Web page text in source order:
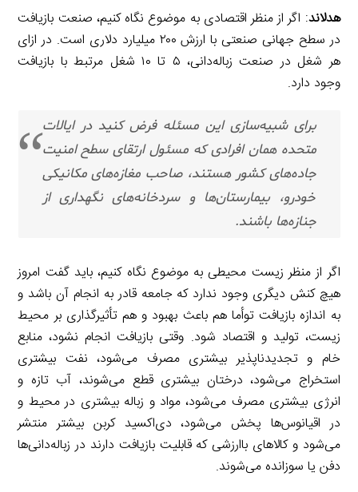
هدلاند: اگر از منظر اقتصادی به موضوع نگاه کنیم، صنعت بازیافت
در سطح جهانی صنعتی با ارزش ۲۰۰ میلیارد دلاری است. در ازای
هر شغل در صنعت زباله‌دانی، ۵ تا ۱۰ شغل مرتبط با بازیافت
وجود دارد.
برای شبیه‌سازی این مسئله فرض کنید در ایالات
متحده همان افرادی که مسئول ارتقای سطح امنیت
جاده‌های کشور هستند، صاحب مغازه‌های مکانیکی
خودرو، بیمارستان‌ها و سردخانه‌های نگهداری از
جنازه‌ها باشند.
اگر از منظر زیست محیطی به موضوع نگاه کنیم، باید گفت امروز
هیچ کنش دیگری وجود ندارد که جامعه قادر به انجام آن باشد و
به اندازه بازیافت توأما هم باعث بهبود و هم تأثیرگذاری بر محیط
زیست، تولید و اقتصاد شود. وقتی بازیافت انجام نشود، منابع
خام و تجدیدناپذیر بیشتری مصرف می‌شود، نفت بیشتری
استخراج می‌شود، درختان بیشتری قطع می‌شوند، آب تازه و
انرژی بیشتری مصرف می‌شود، مواد و زباله بیشتری در محیط و
در اقیانوس‌ها پخش می‌شود، دی‌اکسید کربن بیشتر منتشر
می‌شود و کالاهای باارزشی که قابلیت بازیافت دارند در زباله‌دانی‌ها
دفن یا سوزانده می‌شوند.